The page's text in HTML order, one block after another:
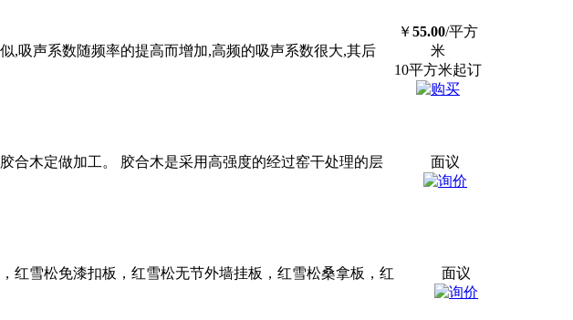
,吸声系数随频率的提高而增加,高频的吸声系数很大,其后
￥55.00/平方
米
10平方米起订
合木定做加工。 胶合木是采用高强度的经过窑干处理的层
面议
红雪松免漆扣板，红雪松无节外墙挂板，红雪松桑拿板，红
面议